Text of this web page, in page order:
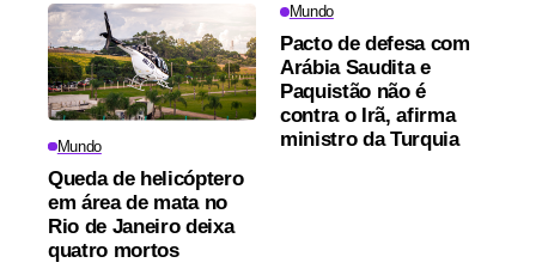
Mundo
Queda de helicóptero
em área de mata no
Rio de Janeiro deixa
quatro mortos
Mundo
Pacto de defesa com
Arábia Saudita e
Paquistão não é
contra o Irã, afirma
ministro da Turquia